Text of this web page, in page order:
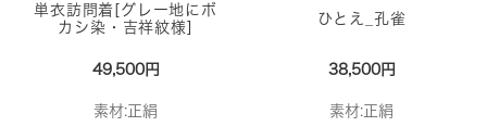
単衣訪問着[グレー地にボ
カシ染・吉祥紋様]
49,500円
素材:正絹
ひとえ_孔雀
38,500円
素材:正絹